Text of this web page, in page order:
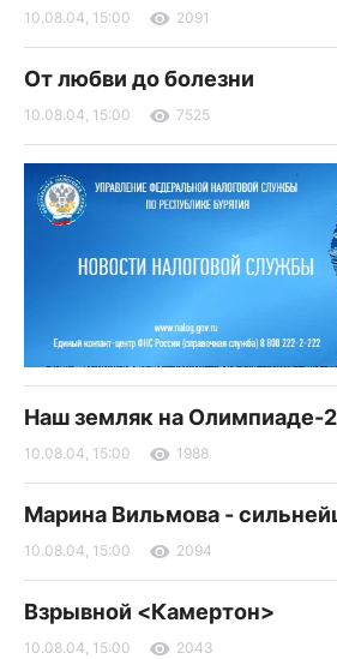
10.08.04, 15:00 2091
От любви до болезни
10.08.04, 15:00 7525
Наш земляк на Олимпиаде-
10.08.04, 15:00 1988
Марина Вильмова -
10.08.04, 15:00 2094
Взрывной <Камертон>
10.08.04, 15:00 2043